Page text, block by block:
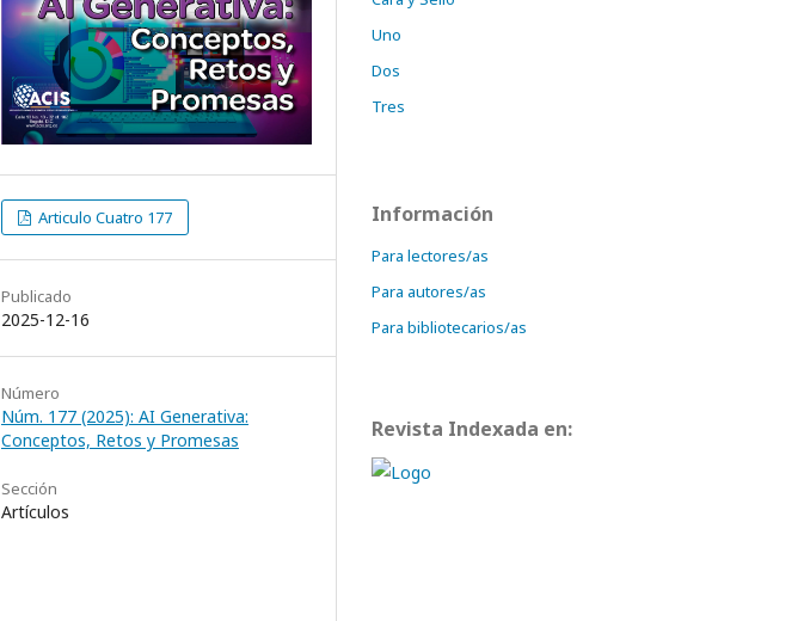
Articulo Cuatro 177
Publicado
2025-12-16
Número
Núm. 177 (2025): AI Generativa:
Conceptos, Retos y Promesas
Sección
Artículos
Uno
Dos
Tres
Información
Para lectores/as
Para autores/as
Para bibliotecarios/as
Revista Indexada en: